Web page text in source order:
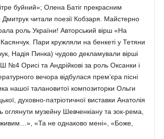
буйний»; Олена Батіг прекрас­ним
чи­тали поезії Кобзаря. Майстерно
роль України! Автор­ський вірш «На
Пари кружляли на бенкеті у Тетяни
Надія Пин­ка) чудово декла­мували вірші
Орисі та Андрійкові за роль Оксанки і
вечора від­булася прем’єра пісні
нашої талано­витої композиторки Оль­ги
духовно-патріотичної вис­тавки Анатолія
музейну Шевченкіану та зок-рема,
живим…», «Та не одна­ково мені», «Боже,